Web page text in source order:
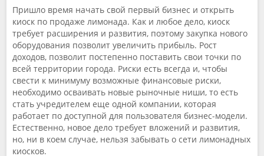
Пришло время начать свой первый бизнес и открыть
киоск по продаже лимонада. Как и любое дело, киоск
требует расширения и развития, поэтому закупка нового
оборудования позволит увеличить прибыль. Рост
доходов, позволит постепенно поставить свои точки по
всей территории города. Риски есть всегда и, чтобы
свести к минимуму возможные финансовые риски,
необходимо осваивать новые рыночные ниши, то есть
стать учредителем еще одной компании, которая
работает по доступной для пользователя бизнес-модели.
Естественно, новое дело требует вложений и развития,
но, ни в коем случае, нельзя забывать о сети лимонадных
киосков.